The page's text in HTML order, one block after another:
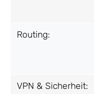
Routing:
VPN & Sicherheit: